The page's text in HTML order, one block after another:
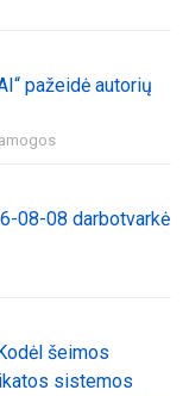
pažeidė autorių
08-08 darbotvarkė
šeimos
sistemos